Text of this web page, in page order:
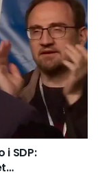
SDP: